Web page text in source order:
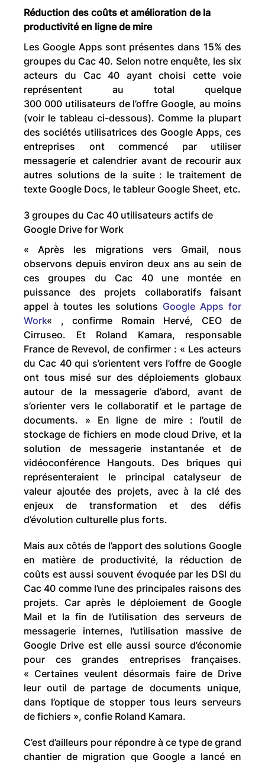
Réduction des coûts et amélioration de la
productivité en ligne de mire
Les Google Apps sont présentes dans 15% des
groupes du Cac 40. Selon notre enquête, les six
acteurs du Cac 40 ayant choisi cette voie
représentent au total quelque
300 000 utilisateurs de l’offre Google, au moins
(voir le tableau ci-dessous). Comme la plupart
des sociétés utilisatrices des Google Apps, ces
entreprises ont commencé par utiliser
messagerie et calendrier avant de recourir aux
autres solutions de la suite : le traitement de
texte Google Docs, le tableur Google Sheet, etc.
3 groupes du Cac 40 utilisateurs actifs de
Google Drive for Work
« Après les migrations vers Gmail, nous
observons depuis environ deux ans au sein de
ces groupes du Cac 40 une montée en
puissance des projets collaboratifs faisant
appel à toutes les solutions Google Apps for
Work« , confirme Romain Hervé, CEO de
Cirruseo. Et Roland Kamara, responsable
France de Revevol, de confirmer : « Les acteurs
du Cac 40 qui s’orientent vers l’offre de Google
ont tous misé sur des déploiements globaux
autour de la messagerie d’abord, avant de
s’orienter vers le collaboratif et le partage de
documents. » En ligne de mire : l’outil de
stockage de fichiers en mode cloud Drive, et la
solution de messagerie instantanée et de
vidéoconférence Hangouts. Des briques qui
représenteraient le principal catalyseur de
valeur ajoutée des projets, avec à la clé des
enjeux de transformation et des défis
d’évolution culturelle plus forts.
Mais aux côtés de l’apport des solutions Google
en matière de productivité, la réduction de
coûts est aussi souvent évoquée par les DSI du
Cac 40 comme l’une des principales raisons des
projets. Car après le déploiement de Google
Mail et la fin de l’utilisation des serveurs de
messagerie internes, l’utilisation massive de
Google Drive est elle aussi source d’économie
pour ces grandes entreprises françaises.
« Certaines veulent désormais faire de Drive
leur outil de partage de documents unique,
dans l’optique de stopper tous leurs serveurs
de fichiers », confie Roland Kamara.
C’est d’ailleurs pour répondre à ce type de grand
chantier de migration que Google a lancé en